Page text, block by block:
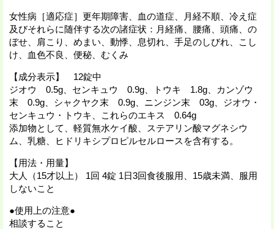
女性病［適応症］更年期障害、血の道症、月経不順、冷え症
及びそれらに随伴する次の諸症状：月経痛、腰痛、頭痛、の
ぼせ、肩こり、めまい、動悸、息切れ、手足のしびれ、こし
け、血色不良、便秘、むくみ
【成分表示】 12錠中
ジオウ 0.5g、センキュウ 0.9g、トウキ 1.8g、
カンゾウ
末 0.9g、シャクヤク末 0.9g、ニンジン末 03g、 ジオウ・
センキュウ・トウキ、これらのエキス 0.64g
添加物として、軽質無水ケイ酸、ステアリン酸マグネシウ
ム、乳糖、ヒドリキシプロピルセルロースを含有する。
【用法・用量】
大人（15才以上） 1回 4錠 1日3回食後服用、15歳未満、服用
しないこと
●使用上の注意●
相談すること